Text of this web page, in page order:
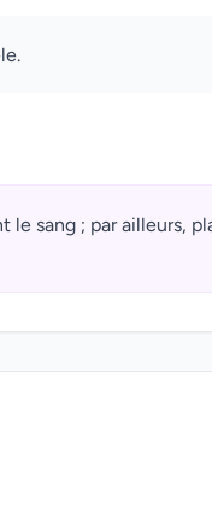
le sang ; par ailleurs,